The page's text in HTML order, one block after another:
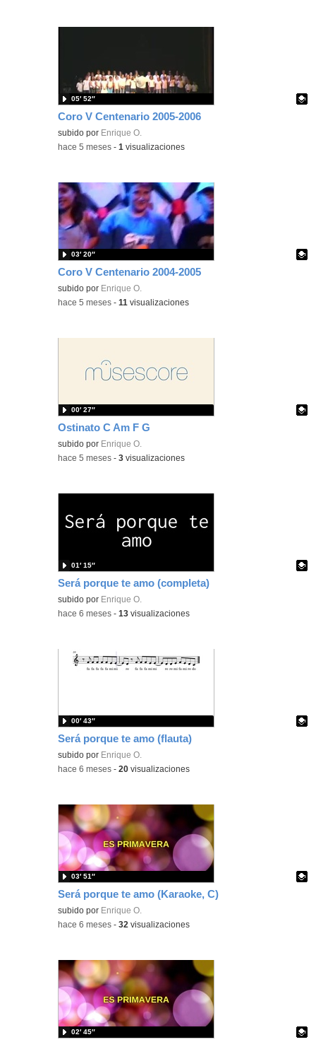
Coro V Centenario 2005-2006
Contenido educativo.
subido por Enrique O.
05′ 52″
-hace 5 meses -1 visualizaciones
Coro V Centenario 2004-2005
Contenido educativo.
subido por Enrique O.
03′ 20″
-hace 5 meses -11 visualizaciones
Ostinato C Am F G
Contenido educativo.
subido por Enrique O.
00′ 27″
-hace 5 meses -3 visualizaciones
Será porque te amo (completa)
Contenido educativo.
subido por Enrique O.
01′ 15″
-hace 6 meses -13 visualizaciones
Será porque te amo (flauta)
Contenido educativo.
subido por Enrique O.
00′ 43″
-hace 6 meses -20 visualizaciones
Será porque te amo (Karaoke, C)
Contenido educativo.
subido por Enrique O.
03′ 51″
-hace 6 meses -32 visualizaciones
02′ 45″